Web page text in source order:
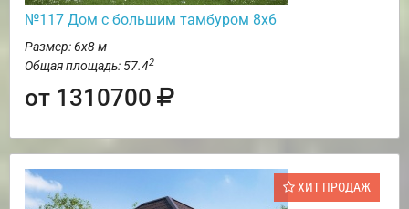
№117 Дом с большим тамбуром 8х6
Размер: 6х8 м
Общая площадь: 57.42
от 1310700
ХИТ ПРОДАЖ